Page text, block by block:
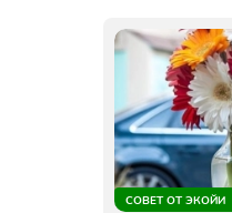
СОВЕТ ОТ ЭКОЙИ